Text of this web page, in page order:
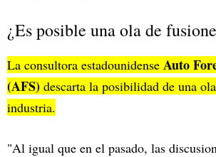
¿Es posible una ola de
La consultora estadounidense Auto
(AFS) descarta la posibilidad de una
industria.
"Al igual que en el pasado, las